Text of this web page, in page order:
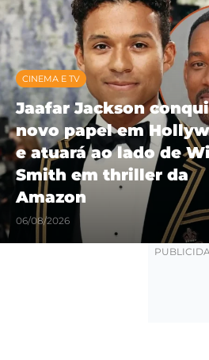
MÚSICA
Único álbum solo de
Lauryn Hill é eleito o
melhor da história pela
Apple Music
06/08/2026